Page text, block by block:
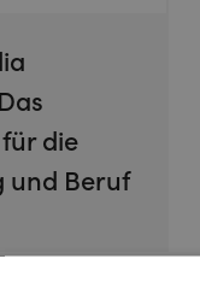
die
und Beruf